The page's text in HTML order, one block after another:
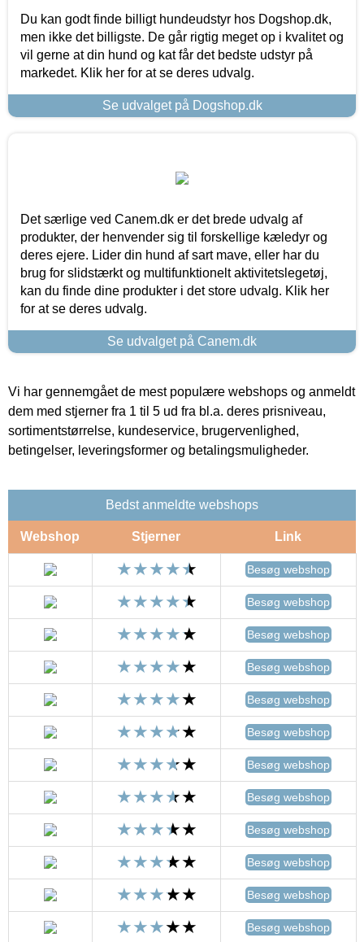
Du kan godt finde billigt hundeudstyr hos Dogshop.dk,
men ikke det billigste. De går rigtig meget op i kvalitet og
vil gerne at din hund og kat får det bedste udstyr på
markedet. Klik her for at se deres udvalg.
Se udvalget på Dogshop.dk
Det særlige ved Canem.dk er det brede udvalg af
produkter, der henvender sig til forskellige kæledyr og
deres ejere. Lider din hund af sart mave, eller har du
brug for slidstærkt og multifunktionelt aktivitetslegetøj,
kan du finde dine produkter i det store udvalg. Klik her
for at se deres udvalg.
Se udvalget på Canem.dk
Vi har gennemgået de mest populære webshops og anmeldt
dem med stjerner fra 1 til 5 ud fra bl.a. deres prisniveau,
sortimentstørrelse, kundeservice, brugervenlighed,
betingelser, leveringsformer og betalingsmuligheder.
Bedst anmeldte webshops
Webshop Stjerner Link
Besøg webshop
Besøg webshop
Besøg webshop
Besøg webshop
Besøg webshop
Besøg webshop
Besøg webshop
Besøg webshop
Besøg webshop
Besøg webshop
Besøg webshop
Besøg webshop